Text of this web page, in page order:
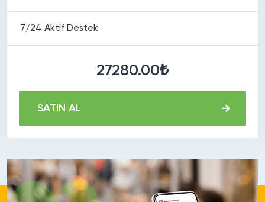
7/24 Aktif Destek
27280.00₺
SATIN AL